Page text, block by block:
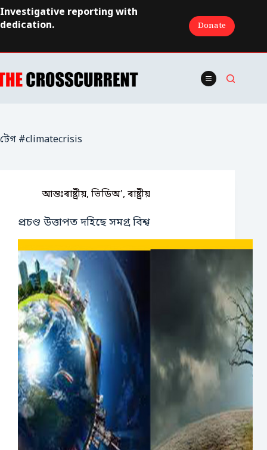
Skip
to
content
Investigative reporting with
dedication.
Donate
টেগ #climatecrisis
আন্তঃৰাষ্ট্ৰীয়, ভিডিঅ', ৰাষ্ট্ৰীয়
প্ৰচণ্ড উত্তাপত দহিছে সমগ্ৰ বিশ্ব